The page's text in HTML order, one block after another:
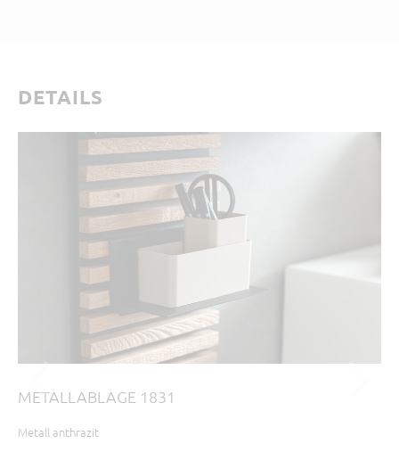
DETAILS
METALLABLAGE 1831
Metall anthrazit